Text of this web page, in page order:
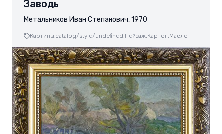
Заводь
Метальников Иван Степанович, 1970
Картины,catalog/style/undefined,Пейзаж,Картон,Масло